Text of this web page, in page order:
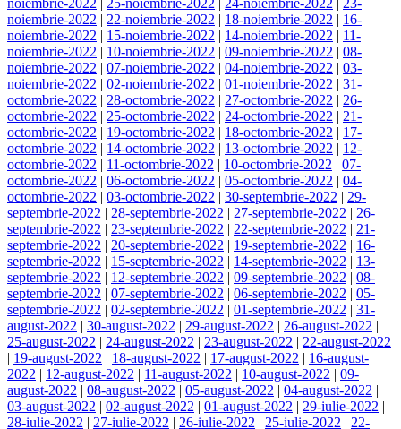
noiembrie-2022 | 25-noiembrie-2022 | 24-noiembrie-2022 | 23-
noiembrie-2022 | 22-noiembrie-2022 | 18-noiembrie-2022 | 16-
noiembrie-2022 | 15-noiembrie-2022 | 14-noiembrie-2022 | 11-
noiembrie-2022 | 10-noiembrie-2022 | 09-noiembrie-2022 | 08-
noiembrie-2022 | 07-noiembrie-2022 | 04-noiembrie-2022 | 03-
noiembrie-2022 | 02-noiembrie-2022 | 01-noiembrie-2022 | 31-
octombrie-2022 | 28-octombrie-2022 | 27-octombrie-2022 | 26-
octombrie-2022 | 25-octombrie-2022 | 24-octombrie-2022 | 21-
octombrie-2022 | 19-octombrie-2022 | 18-octombrie-2022 | 17-
octombrie-2022 | 14-octombrie-2022 | 13-octombrie-2022 | 12-
octombrie-2022 | 11-octombrie-2022 | 10-octombrie-2022 | 07-
octombrie-2022 | 06-octombrie-2022 | 05-octombrie-2022 | 04-
octombrie-2022 | 03-octombrie-2022 | 30-septembrie-2022 | 29-
septembrie-2022 | 28-septembrie-2022 | 27-septembrie-2022 | 26-
septembrie-2022 | 23-septembrie-2022 | 22-septembrie-2022 | 21-
septembrie-2022 | 20-septembrie-2022 | 19-septembrie-2022 | 16-
septembrie-2022 | 15-septembrie-2022 | 14-septembrie-2022 | 13-
septembrie-2022 | 12-septembrie-2022 | 09-septembrie-2022 | 08-
septembrie-2022 | 07-septembrie-2022 | 06-septembrie-2022 | 05-
septembrie-2022 | 02-septembrie-2022 | 01-septembrie-2022 | 31-
august-2022 | 30-august-2022 | 29-august-2022 | 26-august-2022 |
25-august-2022 | 24-august-2022 | 23-august-2022 | 22-august-2022
| 19-august-2022 | 18-august-2022 | 17-august-2022 | 16-august-
2022 | 12-august-2022 | 11-august-2022 | 10-august-2022 | 09-
august-2022 | 08-august-2022 | 05-august-2022 | 04-august-2022 |
03-august-2022 | 02-august-2022 | 01-august-2022 | 29-iulie-2022 |
28-iulie-2022 | 27-iulie-2022 | 26-iulie-2022 | 25-iulie-2022 | 22-